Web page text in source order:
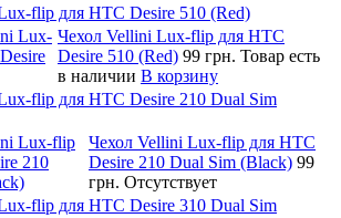
flip для HTC Desire 510 (Red)
Чехол Vellini Lux-flip для HTC
Desire 510 (Red) 99 грн. Товар есть
в наличии В корзину
flip для HTC Desire 210 Dual Sim
Чехол Vellini Lux-flip для HTC
Desire 210 Dual Sim (Black) 99
грн. Отсутствует
flip для HTC Desire 310 Dual Sim